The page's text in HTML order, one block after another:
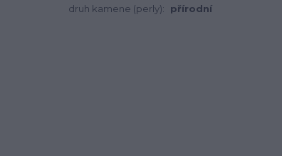
druh kamene (perly):
přírodní